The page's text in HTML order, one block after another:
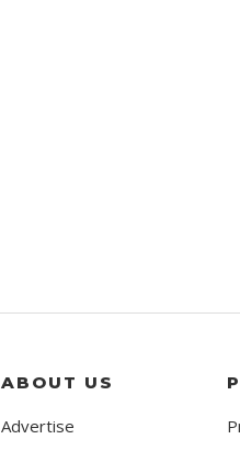
ABOUT US
Advertise